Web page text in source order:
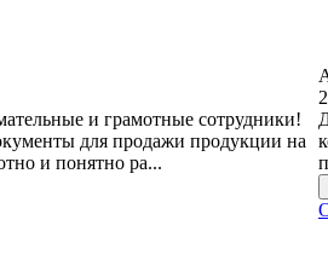
и грамотные сотрудники!
для продажи продукции на
и понятно ра...